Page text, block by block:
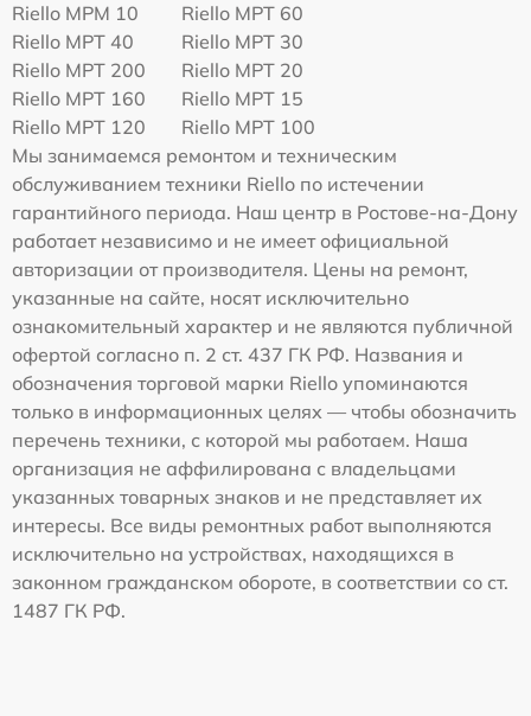
Riello MPM 10
Riello MPT 60
Riello MPT 40
Riello MPT 30
Riello MPT 200
Riello MPT 20
Riello MPT 160
Riello MPT 15
Riello MPT 120
Riello MPT 100
Мы занимаемся ремонтом и техническим
обслуживанием техники Riello по истечении
гарантийного периода. Наш центр в Ростове-на-Дону
работает независимо и не имеет официальной
авторизации от производителя. Цены на ремонт,
указанные на сайте, носят исключительно
ознакомительный характер и не являются публичной
офертой согласно п. 2 ст. 437 ГК РФ. Названия и
обозначения торговой марки Riello упоминаются
только в информационных целях — чтобы обозначить
перечень техники, с которой мы работаем. Наша
организация не аффилирована с владельцами
указанных товарных знаков и не представляет их
интересы. Все виды ремонтных работ выполняются
исключительно на устройствах, находящихся в
законном гражданском обороте, в соответствии со ст.
1487 ГК РФ.